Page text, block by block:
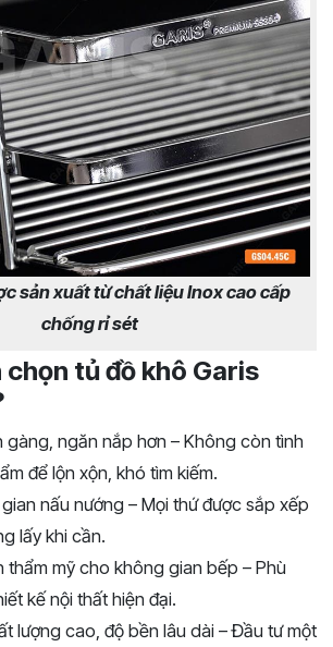
sản xuất từ chất liệu Inox cao cấp
chống rỉ sét
chọn tủ đồ khô Garis
gàng, ngăn nắp hơn – Không còn tình
để lộn xộn, khó tìm kiếm.
nấu nướng – Mọi thứ được sắp xếp
lấy khi cần.
thẩm mỹ cho không gian bếp – Phù
kế nội thất hiện đại.
lượng cao, độ bền lâu dài – Đầu tư một